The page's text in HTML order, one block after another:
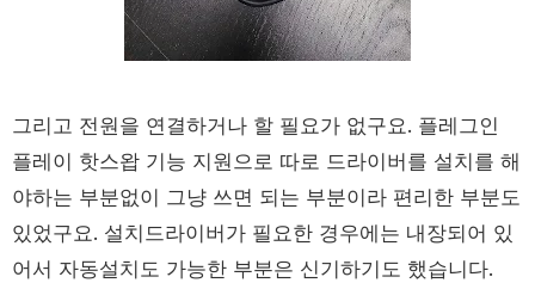
그리고 전원을 연결하거나 할 필요가 없구요. 플레그인
플레이 핫스왑 기능 지원으로 따로 드라이버를 설치를 해
야하는 부분없이 그냥 쓰면 되는 부분이라 편리한 부분도
있었구요. 설치드라이버가 필요한 경우에는 내장되어 있
어서 자동설치도 가능한 부분은 신기하기도 했습니다.